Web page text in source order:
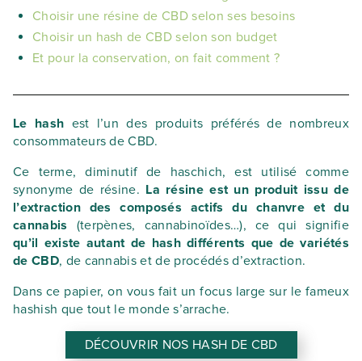
Choisir une résine de CBD selon ses besoins
Choisir un hash de CBD selon son budget
Et pour la conservation, on fait comment ?
Le hash est l’un des produits préférés de nombreux
consommateurs de CBD.
Ce terme, diminutif de haschich, est utilisé comme
synonyme de résine. La résine est un produit issu de
l’extraction des composés actifs du chanvre et du
cannabis (terpènes, cannabinoïdes…), ce qui signifie
qu’il existe autant de hash différents que de variétés
de CBD, de cannabis et de procédés d’extraction.
Dans ce papier, on vous fait un focus large sur le fameux
hashish que tout le monde s’arrache.
DÉCOUVRIR NOS HASH DE CBD